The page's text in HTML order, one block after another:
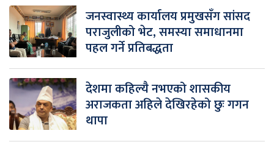
जनस्वास्थ्य कार्यालय प्रमुखसँग सांसद
पराजुलीको भेट, समस्या समाधानमा
पहल गर्ने प्रतिबद्धता
देशमा कहिल्यै नभएको शासकीय
अराजकता अहिले देखिरहेको छुः गगन
थापा